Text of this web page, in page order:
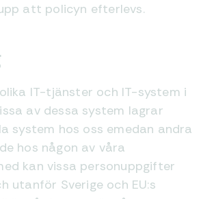
att policyn efterlevs.
IT-tjänster och IT-system i
av dessa system lagrar
system hos oss emedan andra
hos någon av våra
kan vissa personuppgifter
utanför Sverige och EU:s